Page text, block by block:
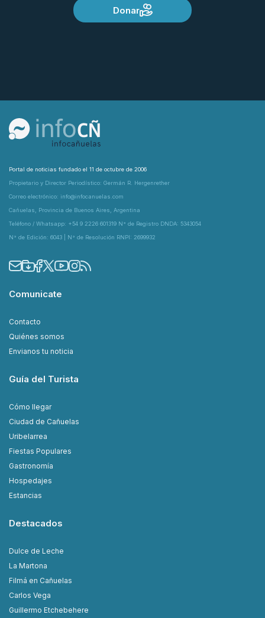
Donar
Portal de noticias fundado el 11 de octubre de 2006
Propietario y Director Periodístico: Germán R. Hergenrether
Correo electrónico: info@infocanuelas.com
Cañuelas, Provincia de Buenos Aires, Argentina
Teléfono / Whatsapp: +54 9 2226 601319 N° de Registro DNDA: 5343054
N° de Edición: 6043 | N° de Resolución RNPI: 2699932
Comunicate
Contacto
Quiénes somos
Envianos tu noticia
Guía del Turista
Cómo llegar
Ciudad de Cañuelas
Uribelarrea
Fiestas Populares
Gastronomía
Hospedajes
Estancias
Destacados
Dulce de Leche
La Martona
Filmá en Cañuelas
Carlos Vega
Guillermo Etchebehere